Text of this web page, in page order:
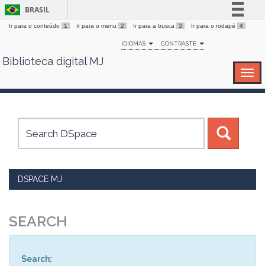
Skip
BRASIL
Simplifique!
Comunica BR
Canais
Ir para o conteúdo 1 Ir para o menu 2 Ir para a busca 3 Ir para o rodapé 4
IDIOMAS CONTRASTE
Biblioteca digital MJ
DSPACE MJ
SEARCH
Search: